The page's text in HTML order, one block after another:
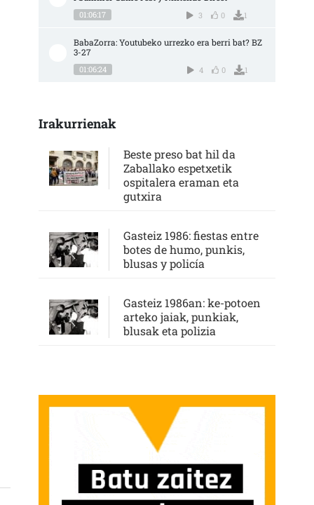
01:06:17 3 0 1
BabaZorra: Youtubeko urrezko era berri bat? BZ
3-27
01:06:24 4 0 1
Irakurrienak
Beste preso bat hil da
Zaballako espetxetik
ospitalera eraman eta
gutxira
Gasteiz 1986: fiestas entre
botes de humo, punkis,
blusas y policía
Gasteiz 1986an: ke-potoen
arteko jaiak, punkiak,
blusak eta polizia